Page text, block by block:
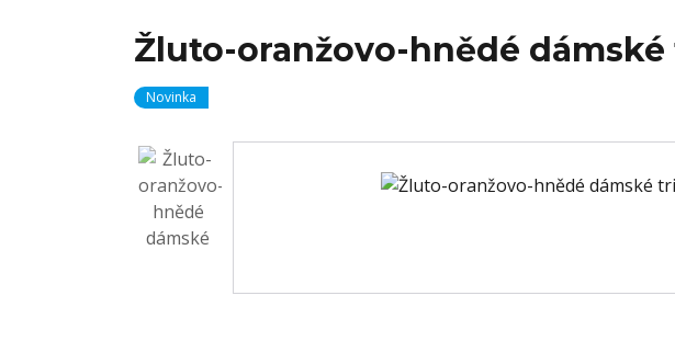
Žluto-oranžovo-hnědé
Novinka